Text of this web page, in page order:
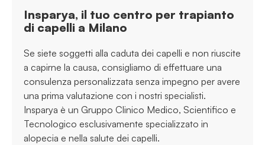
Insparya, il tuo centro per trapianto
di capelli a Milano
Se siete soggetti alla caduta dei capelli e non riuscite
a capirne la causa, consigliamo di effettuare una
consulenza personalizzata senza impegno per avere
una prima valutazione con i nostri specialisti.
Insparya è un Gruppo Clinico Medico, Scientifico e
Tecnologico esclusivamente specializzato in
alopecia e nella salute dei capelli.